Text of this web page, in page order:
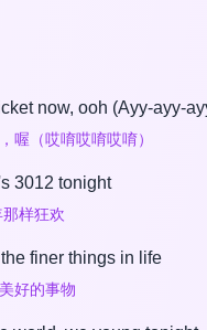
now, ooh (Ayy-ayy-
喔（哎唷哎唷哎唷）
3012 tonight
样狂欢
finer things in life
好的事物